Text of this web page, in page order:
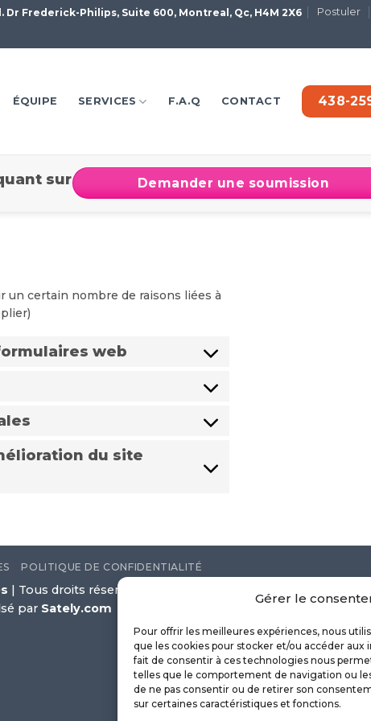
Gérer le
Pour offrir les meilleures expériences, nous
que les cookies pour stocker et/ou accéder aux
fait de consentir à ces technologies nous
telles que le comportement de navigation ou
de ne pas consentir ou de retirer son
sur certaines caractéristiques et fonctions.
Dr Frederick-Philips, Suite 600, Montreal, Qc, H4M 2X6 Postuler
ÉQUIPE SERVICES F.A.Q CONTACT 438-
sur Demander une soumission
certain nombre de raisons liées à
web
du site
POLITIQUE DE CONFIDENTIALITÉ
| Tous droits réservés © 2026
par Sately.com